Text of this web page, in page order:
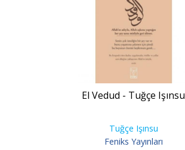
El Vedud - Tuğçe Işınsu
Tuğçe Işınsu
Feniks Yayınları